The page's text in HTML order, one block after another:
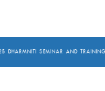
DHARMNITI SEMINAR AND